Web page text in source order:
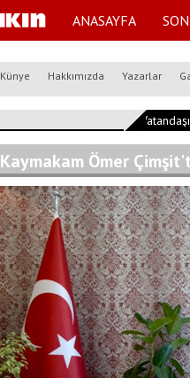
ANASAYFA
Künye Hakkımızda Yazarlar
Kaymakam Ömer